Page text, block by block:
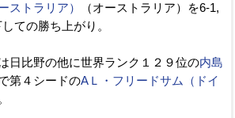
ストラリア）
（オーストラリア）を6-1,
ての勝ち上がり。
日比野の他に世界ランク１２９位の内島
第４シードのAＬ・フリードサム（ドイ